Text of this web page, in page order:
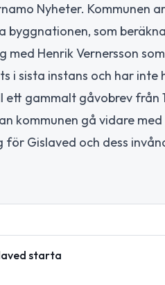
Nyheter. Kommunen
som
med Henrik Vernersson
i sista instans och har
gammalt gåvobrev från
kommunen gå vidare
Gislaved och dess
starta